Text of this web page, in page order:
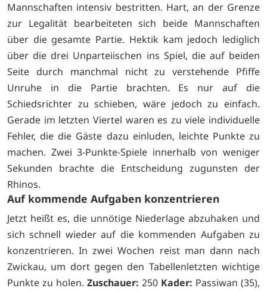
Mannschaften intensiv bestritten. Hart, an der Grenze
zur Legalität bearbeiteten sich beide Mannschaften
über die gesamte Partie. Hektik kam jedoch lediglich
über die drei Unparteiischen ins Spiel, die auf beiden
Seite durch manchmal nicht zu verstehende Pfiffe
Unruhe in die Partie brachten. Es nur auf die
Schiedsrichter zu schieben, wäre jedoch zu einfach.
Gerade im letzten Viertel waren es zu viele individuelle
Fehler, die die Gäste dazu einluden, leichte Punkte zu
machen. Zwei 3-Punkte-Spiele innerhalb von weniger
Sekunden brachte die Entscheidung zugunsten der
Rhinos.
Auf kommende Aufgaben konzentrieren
Jetzt heißt es, die unnötige Niederlage abzuhaken und
sich schnell wieder auf die kommenden Aufgaben zu
konzentrieren. In zwei Wochen reist man dann nach
Zwickau, um dort gegen den Tabellenletzten wichtige
Punkte zu holen. Zuschauer: 250 Kader: Passiwan (35),